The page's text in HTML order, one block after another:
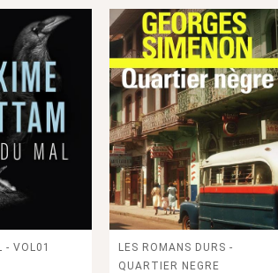
- VOL01
LES ROMANS DURS -
QUARTIER NEGRE